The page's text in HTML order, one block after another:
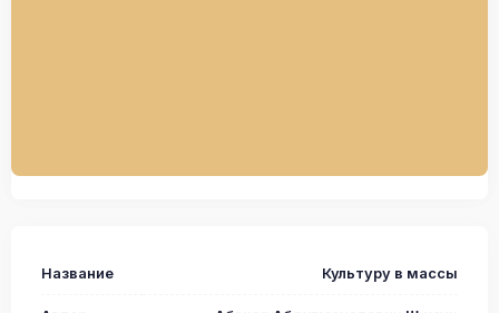
Название Культуру в массы